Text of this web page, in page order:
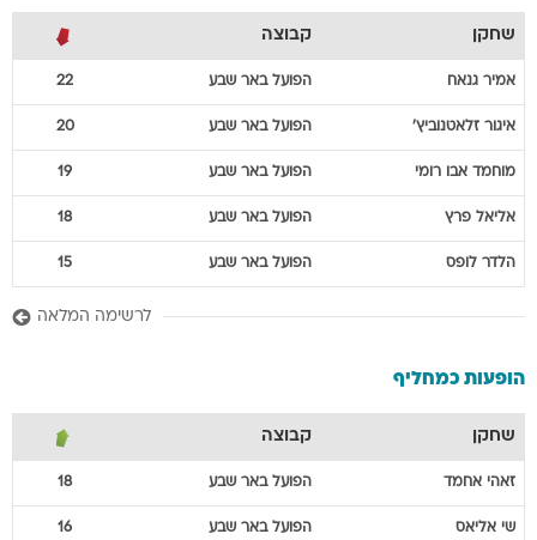
שחקן קבוצה
אמיר גנאח הפועל באר שבע 22
איגור זלאטנוביץ' הפועל באר שבע 20
מוחמד אבו רומי הפועל באר שבע 19
אליאל פרץ הפועל באר שבע 18
הלדר לופס הפועל באר שבע 15
לרשימה המלאה
הופעות כמחליף
שחקן קבוצה
זאהי אחמד הפועל באר שבע 18
שי אליאס הפועל באר שבע 16